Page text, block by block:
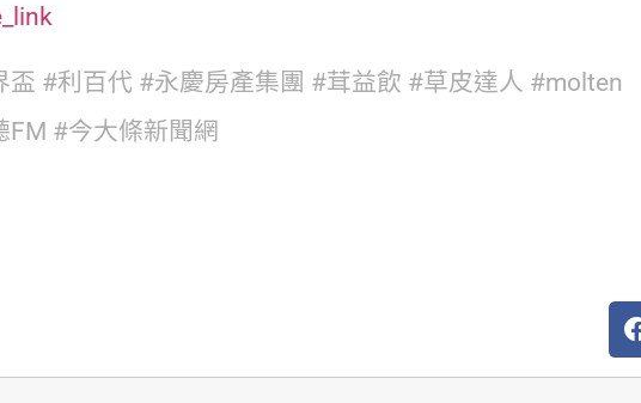
盃 #利百代 #永慶房產集團 #茸益飲 #草皮達人 #molten
FM #今大條新聞網